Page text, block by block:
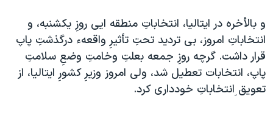
و بالأخره در ايتاليا، انتخاباتِ منطقه ايی روزِ يکشنبه، و
انتخاباتِ امروز، بی ترديد تحتِ تأثيرِ واقعهء درگذشتِ پاپ
قرار داشت. گرچه روزِ جمعه بعلتِ وخامتِ وضعِ سلامتِ
پاپ، انتخابات تعطيل شد، ولی امروز وزيرِ کشورِ ايتاليا، از
تعويق ِانتخاباتِ خودداری کرد.